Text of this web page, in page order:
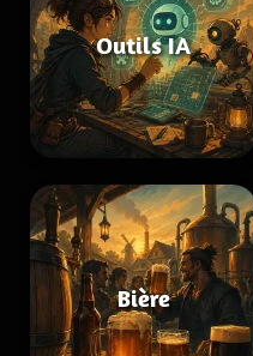
Outils IA
Bière